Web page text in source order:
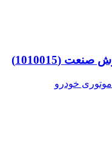
موتوری خودرو